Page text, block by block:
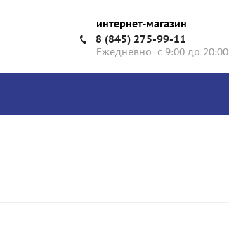
интернет-магазин
8 (845) 275-99-11
Ежедневно с 9:00 до 20:00